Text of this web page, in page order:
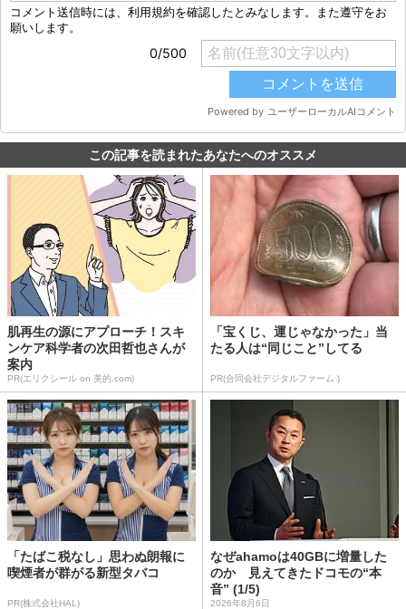
この記事を読まれたあなたへのオススメ
肌再生の源にアプローチ！スキ
ンケア科学者の次田哲也さんが
案内
PR(エリクシール on 美的.com)
「宝くじ、運じゃなかった」当
たる人は“同じこと”してる
PR(合同会社デジタルファーム )
「たばこ税なし」思わぬ朗報に
喫煙者が群がる新型タバコ
PR(株式会社HAL)
なぜahamoは40GBに増量した
のか 見えてきたドコモの“本
音” (1/5)
2026年8月6日